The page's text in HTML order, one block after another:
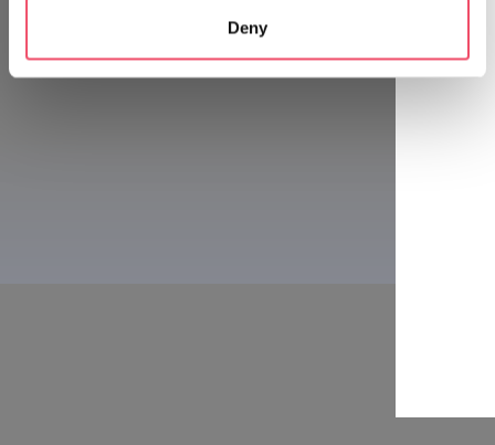
which can be accurate to within several meters
Identify your device by actively scanning it for
specific characteristics (fingerprinting)
Deny